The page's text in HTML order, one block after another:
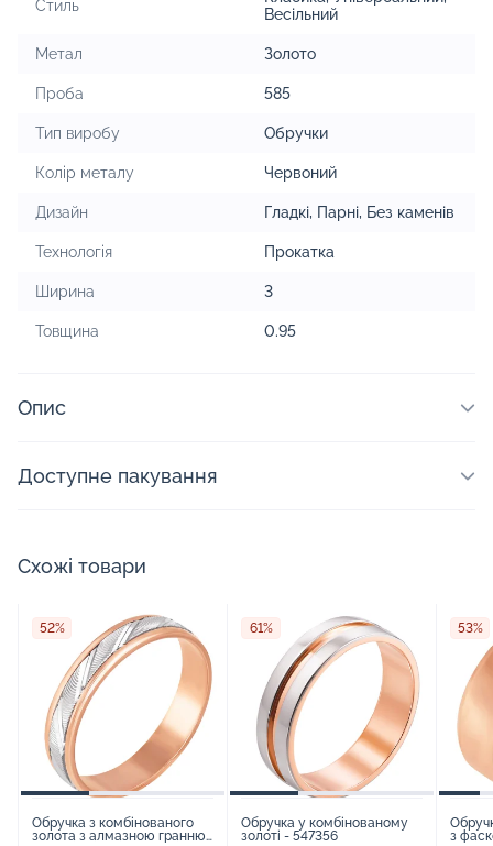
Стиль
Весільний
Метал Золото
Проба 585
Тип виробу Обручки
Колір металу Червоний
Дизайн Гладкі, Парні, Без каменів
Технологія Прокатка
Ширина 3
Товщина 0.95
Опис
Доступне пакування
Схожі товари
52%
Обручка з комбінованого
золота з алмазною гранню
61%
Обручка у комбінованому
золоті - 547356
53%
з